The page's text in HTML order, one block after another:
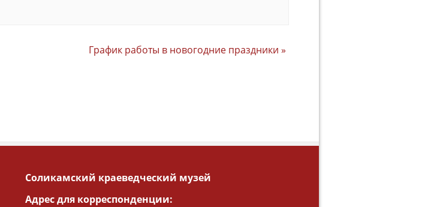
График работы в новогодние праздники »
Соликамский краеведческий музей
Адрес для корреспонденции: